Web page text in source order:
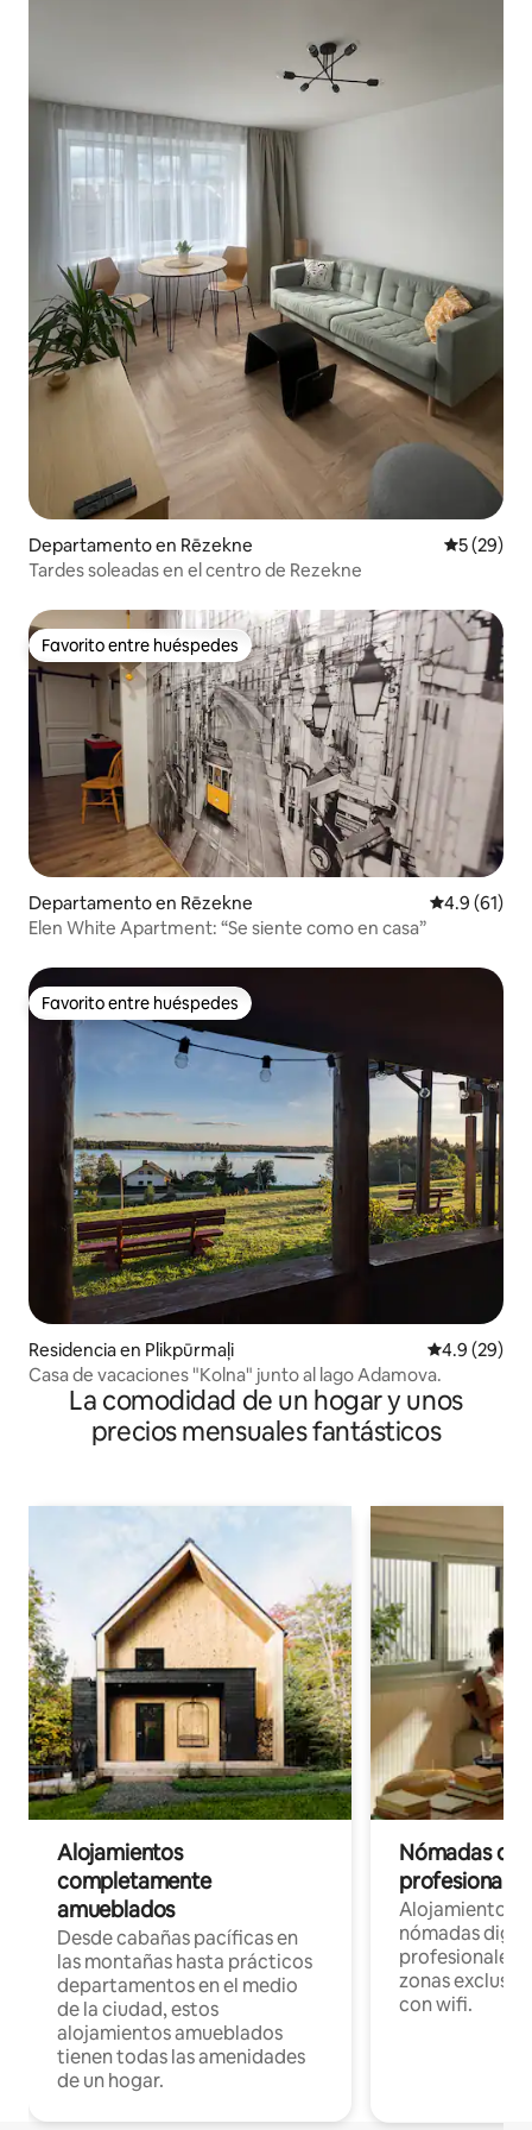
Departamento en Rēzekne
5 (29)
Tardes soleadas en el centro de Rezekne
Favorito entre huéspedes
Favorito entre huéspedes
Departamento en Rēzekne Calificación
4.9 (61)
Elen White Apartment: “Se siente como en casa”
Favorito entre huéspedes
Favorito entre huéspedes
Residencia en Plikpūrmaļi Calificación
4.9 (29)
Casa de vacaciones "Kolna" junto al lago Adamova.
La comodidad de un hogar y unos
precios mensuales fantásticos
Alojamientos
completamente
amueblados
Desde cabañas pacíficas en
las montañas hasta prácticos
departamentos en el medio
de la ciudad, estos
alojamientos amueblados
tienen todas las amenidades
de un hogar.
Nómadas
Alojamientos
nómadas
profesionales
zonas
con wifi.